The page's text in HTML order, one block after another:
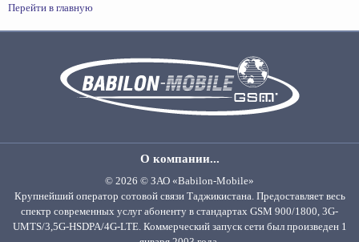
Перейти в главную
О компании...
© 2026 © ЗАО «Babilon-Mobile»
Крупнейший оператор сотовой связи Таджикистана. Предоставляет весь
спектр современных услуг абоненту в стандартах GSM 900/1800, 3G-
UMTS/3,5G-HSDPA/4G-LTE. Коммерческий запуск сети был произведен 1